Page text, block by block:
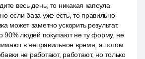
весь день, то никакая капсула
если база уже есть, то правильно
может заметно ускорить результат.
90% людей покупают не ту форму, не
в неправильное время, а потом
не работают, работают, но только